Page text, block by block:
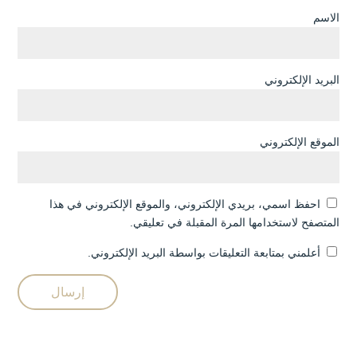
الاسم
البريد الإلكتروني
الموقع الإلكتروني
احفظ اسمي، بريدي الإلكتروني، والموقع الإلكتروني في هذا
المتصفح لاستخدامها المرة المقبلة في تعليقي.
أعلمني بمتابعة التعليقات بواسطة البريد الإلكتروني.